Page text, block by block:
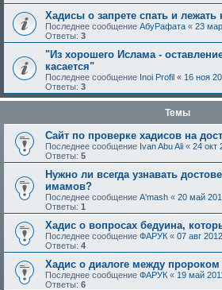
Хадисы о запрете спать и лежать
Последнее сообщение АбуРафата « 23
Ответы: 3
"Из хорошего Ислама -
касается"
Последнее сообщение Inoi Profil « 16 ноя
Ответы: 3
Темы
Сайт по проверке хадисов на
Последнее сообщение Ivan Abu Ali « 24 окт
Ответы: 5
Нужно ли всегда узнавать
имамов?
Последнее сообщение A'mash « 20 май
Ответы: 1
Хадис о вопросах бедуина,
Последнее сообщение ФАРУК « 07 авг
Ответы: 4
Хадис о диалоге между
Последнее сообщение ФАРУК « 19 май
Ответы: 6